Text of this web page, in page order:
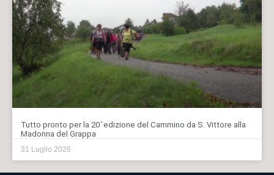
Tutto pronto per la 20ˆedizione del Cammino da S. Vittore alla
Madonna del Grappa
31 Luglio 2026